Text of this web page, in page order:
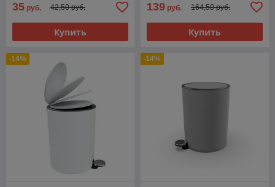
35 руб. 42,50 руб.
Купить
139 руб. 164,50 руб.
Купить
-14% -14%